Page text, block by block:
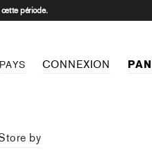
période.
PAYS CONNEXION
by